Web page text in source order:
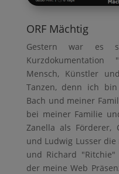
ORF Mächtig
Gestern war es
Mensch, Künstler
Tanzen, denn ich
Bach und meiner
bei meiner Familie
Zanella als Förderer,
und Ludwig Lusser
und Richard "Ritchie"
der meine Web